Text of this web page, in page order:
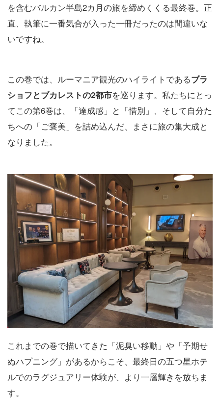
を含むバルカン半島2カ月の旅を締めくくる最終巻。正
直、執筆に一番気合が入った一冊だったのは間違いな
いですね。
この巻では、ルーマニア観光のハイライトであるブラ
ショフとブカレストの2都市を巡ります。私たちにとっ
てこの第6巻は、「達成感」と「惜別」、そして自分た
ちへの「ご褒美」を詰め込んだ、まさに旅の集大成と
なりました。
これまでの巻で描いてきた「泥臭い移動」や「予期せ
ぬハプニング」があるからこそ、最終日の五つ星ホテ
ルでのラグジュアリー体験が、より一層輝きを放ちま
す。